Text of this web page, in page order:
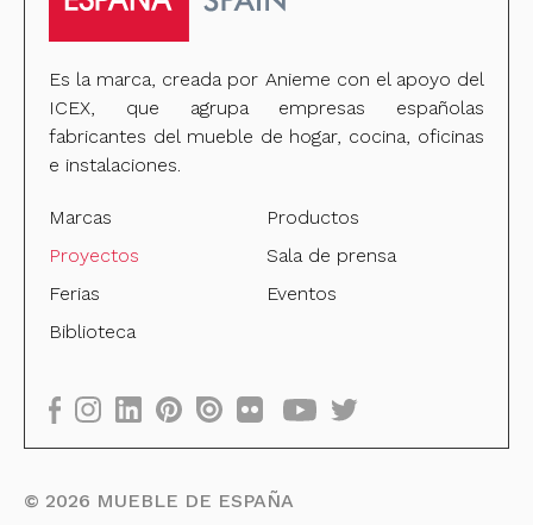
Es la marca, creada por Anieme con el apoyo del
ICEX, que agrupa empresas españolas
fabricantes del mueble de hogar, cocina, oficinas
e instalaciones.
Marcas
Productos
Proyectos
Sala de prensa
Ferias
Eventos
Biblioteca
© 2026 MUEBLE DE ESPAÑA